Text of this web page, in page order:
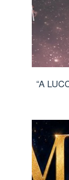
“A